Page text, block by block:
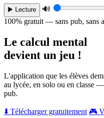
▶️ Lecture
🔊
100% gratuit — sans pub, sans
Le calcul mental
devient un jeu !
L'application que les élèves
au lycée, en solo ou en classe
pub.
⬇️ Télécharger gratuitement 🎮